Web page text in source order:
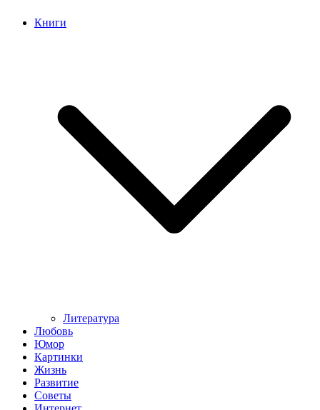
Книги
Литература
Любовь
Юмор
Картинки
Жизнь
Развитие
Советы